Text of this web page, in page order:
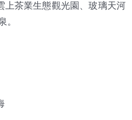
上茶業生態觀光園、玻璃天河
。